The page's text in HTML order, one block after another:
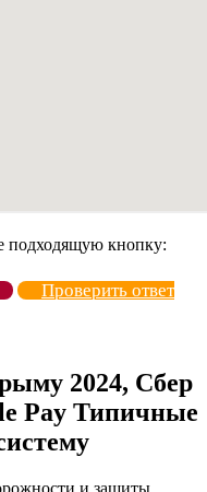
подходящую кнопку:
Проверить ответ
2024, Сбер
Pay Типичные
и защиты